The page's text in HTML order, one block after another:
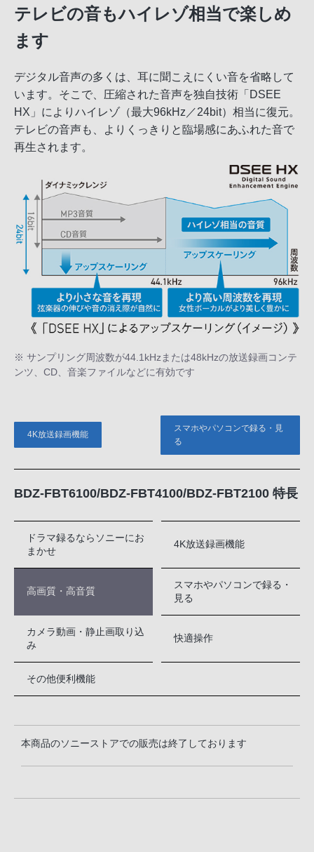
テレビの音もハイレゾ相当で楽しめ
ます
デジタル音声の多くは、耳に聞こえにくい音を省略して
います。そこで、圧縮された音声を独自技術「DSEE
HX」によりハイレゾ（最大96kHz／24bit）相当に復元。
テレビの音声も、よりくっきりと臨場感にあふれた音で
再生されます。
※ サンプリング周波数が44.1kHzまたは48kHzの放送録画コンテ
ンツ、CD、音楽ファイルなどに有効です
4K放送録画機能
スマホやパソコンで録る・見
る
BDZ-FBT6100/BDZ-FBT4100/BDZ-FBT2100 特長
ドラマ録るならソニーにお
まかせ
4K放送録画機能
高画質・高音質
スマホやパソコンで録る・
見る
カメラ動画・静止画取り込
み
快適操作
その他便利機能
本商品のソニーストアでの販売は終了しております